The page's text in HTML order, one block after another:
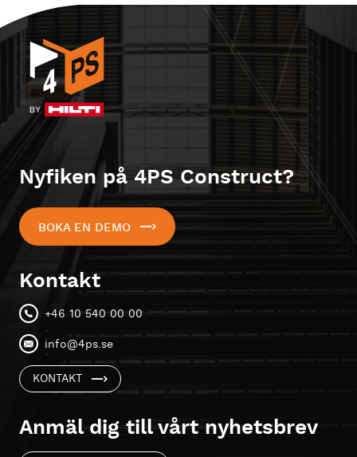
Nyfiken på 4PS Construct?
BOKA EN DEMO
Kontakt
+46 10 540 00 00
info@4ps.se
KONTAKT
Anmäl dig till vårt nyhetsbrev